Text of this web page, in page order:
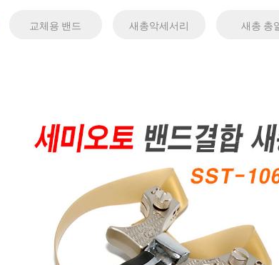
교체용 밴드 새총악세서리 새총 총